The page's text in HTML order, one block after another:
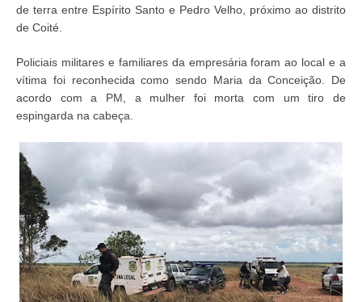
de terra entre Espírito Santo e Pedro Velho, próximo ao distrito
de Coité.
Policiais militares e familiares da empresária foram ao local e a
vítima foi reconhecida como sendo Maria da Conceição. De
acordo com a PM, a mulher foi morta com um tiro de
espingarda na cabeça.